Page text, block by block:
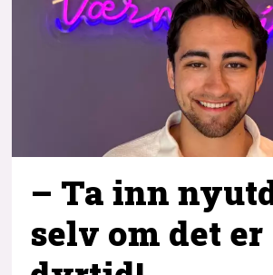
– Ta inn
selv om det er